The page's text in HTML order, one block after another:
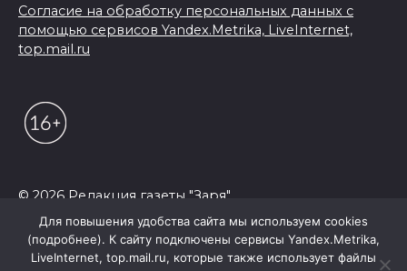
Согласие на обработку персональных данных с
помощью сервисов Yandex.Metrika, LiveInternet,
top.mail.ru
© 2026 Редакция газеты "Заря"
Для повышения удобства сайта мы используем cookies
(подробнее). К сайту подключены сервисы Yandex.Metrika,
LiveInternet, top.mail.ru, которые также использует файлы